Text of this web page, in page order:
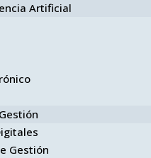
Artificial
Gestión